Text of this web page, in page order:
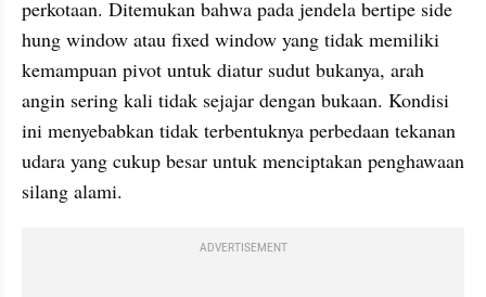
perkotaan. Ditemukan bahwa pada jendela bertipe side
hung window atau fixed window yang tidak memiliki
kemampuan pivot untuk diatur sudut bukanya, arah
angin sering kali tidak sejajar dengan bukaan. Kondisi
ini menyebabkan tidak terbentuknya perbedaan tekanan
udara yang cukup besar untuk menciptakan penghawaan
silang alami.
ADVERTISEMENT